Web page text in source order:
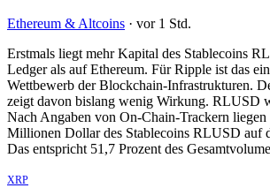
Ethereum & Altcoins · vor 1 Std.
Erstmals liegt mehr Kapital des Stablecoins
Ledger als auf Ethereum. Für Ripple ist das
Wettbewerb der Blockchain-Infrastrukturen.
zeigt davon bislang wenig Wirkung. RLUSD
Nach Angaben von On-Chain-Trackern
Millionen Dollar des Stablecoins RLUSD auf
Das entspricht 51,7 Prozent des
XRP